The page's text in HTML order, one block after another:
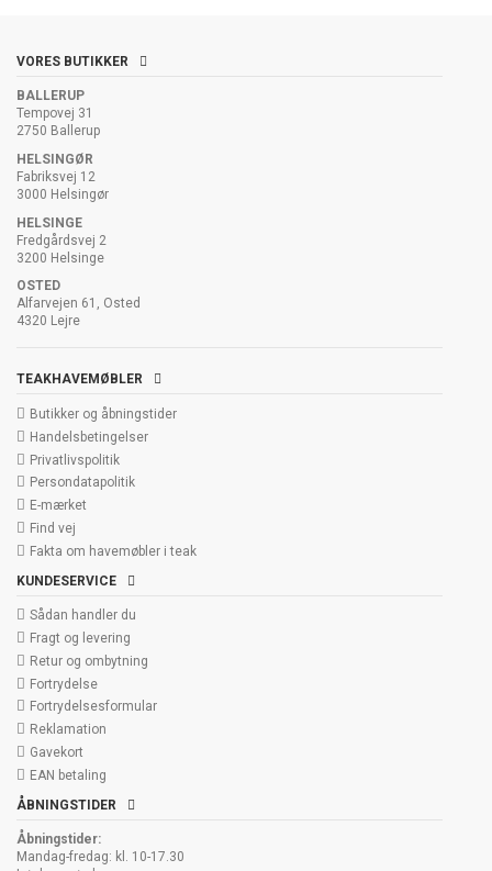
VORES BUTIKKER
BALLERUP
Tempovej 31
2750 Ballerup
HELSINGØR
Fabriksvej 12
3000 Helsingør
HELSINGE
Fredgårdsvej 2
3200 Helsinge
OSTED
Alfarvejen 61, Osted
4320 Lejre
TEAKHAVEMØBLER
Butikker og åbningstider
Handelsbetingelser
Privatlivspolitik
Persondatapolitik
E-mærket
Find vej
Fakta om havemøbler i teak
KUNDESERVICE
Sådan handler du
Fragt og levering
Retur og ombytning
Fortrydelse
Fortrydelsesformular
Reklamation
Gavekort
EAN betaling
ÅBNINGSTIDER
Åbningstider:
Mandag-fredag: kl. 10-17.30